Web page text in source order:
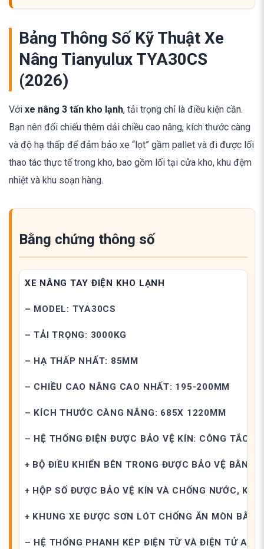
Bảng Thông Số Kỹ Thuật Xe
Nâng Tianyulux TYA30CS
(2026)
Với xe nâng 3 tấn kho lạnh, tải trọng chỉ là điều kiện cần.
Bạn nên đối chiếu thêm dải chiều cao nâng, kích thước càng
và độ hạ thấp để đảm bảo xe “lọt” gầm pallet và đi được lối
thao tác thực tế trong kho, bao gồm lối tại cửa kho, khu đệm
nhiệt và khu soạn hàng.
Bằng chứng thông số
XE NÂNG TAY ĐIỆN KHO LẠNH
– MODEL: TYA30CS
– TẢI TRỌNG: 3000KG
– HẠ THẤP NHẤT: 85MM
– CHIỀU CAO NÂNG CAO NHẤT: 195-200MM
– KÍCH THƯỚC CÀNG NÂNG: 685X 1220MM
– HỆ THỐNG ĐIỆN ĐƯỢC BẢO VỆ KÍN: CÔNG TẮC
+ BỘ ĐIỀU KHIỂN BÊN TRONG ĐƯỢC BẢO VỆ BẰNG
+ HỘP SỐ ĐƯỢC BẢO VỆ KÍN VÀ CHỐNG NƯỚC,
+ KHUNG XE ĐƯỢC SƠN LÓT CHỐNG ĂN MÒN
– HỆ THỐNG PHANH KÉP ĐIỆN TỪ VÀ ĐIỆN TỬ AN